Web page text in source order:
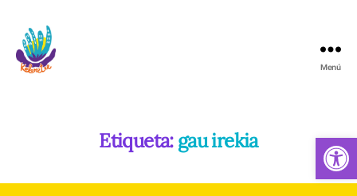
Abrir barra de herramientas
Menú
Etiqueta: gau irekia